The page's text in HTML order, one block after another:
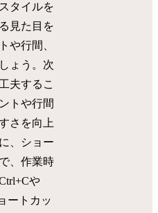
タイルを
見た目を
や行間、
ょう。次
夫するこ
トや行間
さを向上
、ショー
、作業時
や
ートカッ